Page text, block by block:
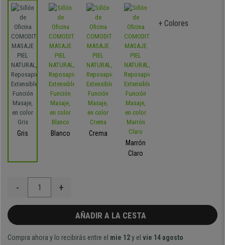
Gris Blanco
Crema
Marrón
Claro
+ Colores
- +
AÑADIR A LA CESTA
Compra ahora y lo recibirás entre el mie 12y el vie 14 agosto